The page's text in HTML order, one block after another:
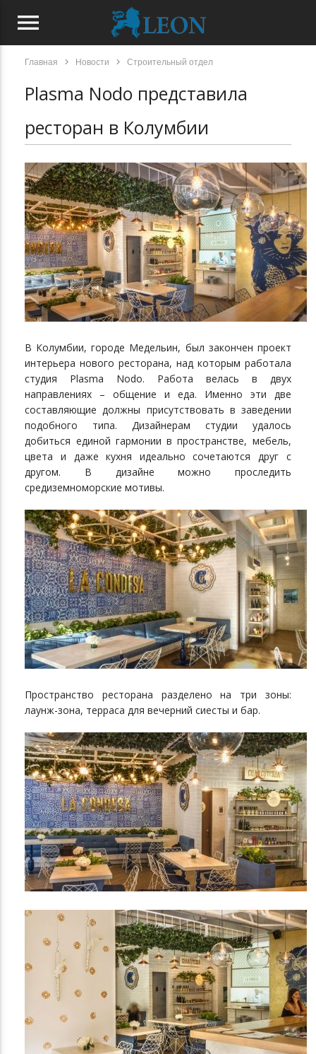
menu
Главная chevron_right Новости chevron_right Строительный отдел
Plasma Nodo представила
ресторан в Колумбии
В Колумбии, городе Медельин, был закончен проект
интерьера нового ресторана, над которым работала
студия Plasma Nodo. Работа велась в двух
направлениях – общение и еда. Именно эти две
составляющие должны присутствовать в заведении
подобного типа. Дизайнерам студии удалось
добиться единой гармонии в пространстве, мебель,
цвета и даже кухня идеально сочетаются друг с
другом. В дизайне можно проследить
средиземноморские мотивы.
Пространство ресторана разделено на три зоны:
лаунж-зона, терраса для вечерний сиесты и бар.